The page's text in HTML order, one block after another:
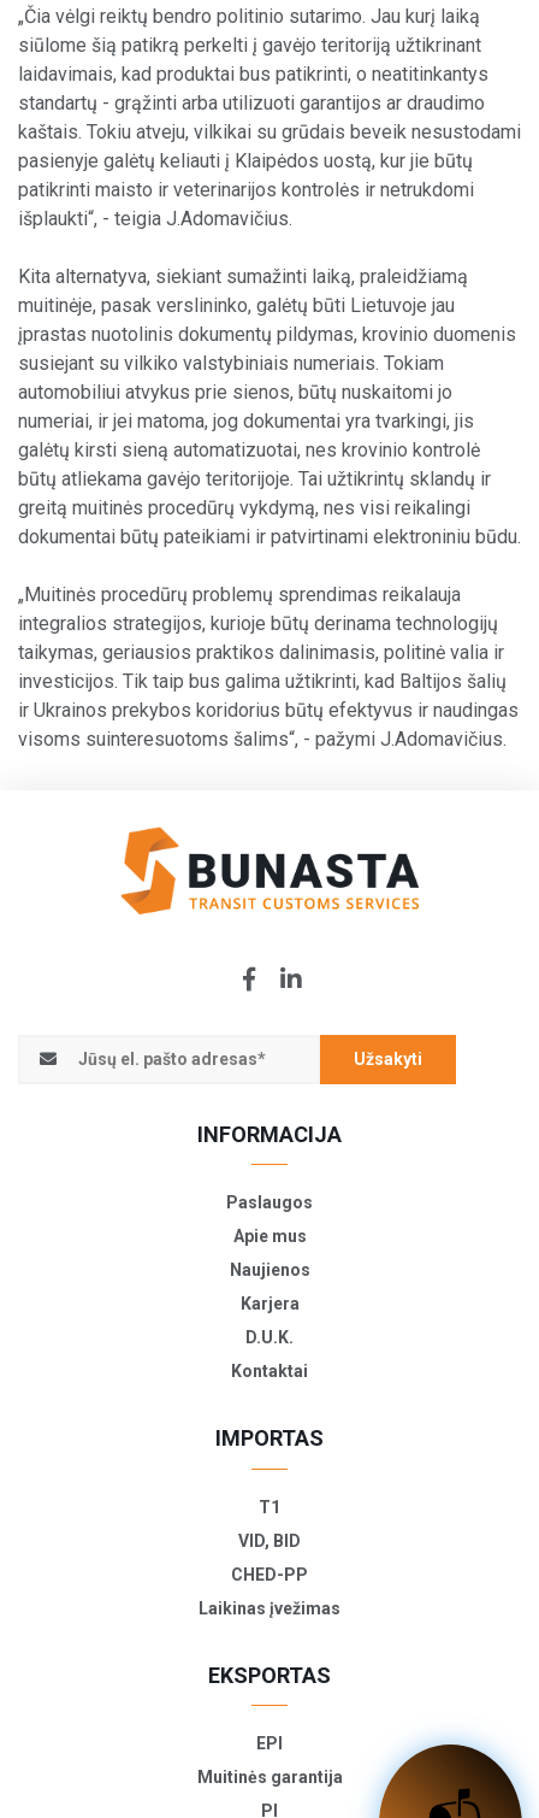
„Čia vėlgi reiktų bendro politinio sutarimo. Jau kurį laiką
siūlome šią patikrą perkelti į gavėjo teritoriją užtikrinant
laidavimais, kad produktai bus patikrinti, o neatitinkantys
standartų - grąžinti arba utilizuoti garantijos ar draudimo
kaštais. Tokiu atveju, vilkikai su grūdais beveik nesustodami
pasienyje galėtų keliauti į Klaipėdos uostą, kur jie būtų
patikrinti maisto ir veterinarijos kontrolės ir netrukdomi
išplaukti“, - teigia J.Adomavičius.
Kita alternatyva, siekiant sumažinti laiką, praleidžiamą
muitinėje, pasak verslininko, galėtų būti Lietuvoje jau
įprastas nuotolinis dokumentų pildymas, krovinio duomenis
susiejant su vilkiko valstybiniais numeriais. Tokiam
automobiliui atvykus prie sienos, būtų nuskaitomi jo
numeriai, ir jei matoma, jog dokumentai yra tvarkingi, jis
galėtų kirsti sieną automatizuotai, nes krovinio kontrolė
būtų atliekama gavėjo teritorijoje. Tai užtikrintų sklandų ir
greitą muitinės procedūrų vykdymą, nes visi reikalingi
dokumentai būtų pateikiami ir patvirtinami elektroniniu būdu.
„Muitinės procedūrų problemų sprendimas reikalauja
integralios strategijos, kurioje būtų derinama technologijų
taikymas, geriausios praktikos dalinimasis, politinė valia ir
investicijos. Tik taip bus galima užtikrinti, kad Baltijos šalių
ir Ukrainos prekybos koridorius būtų efektyvus ir naudingas
visoms suinteresuotoms šalims“, - pažymi J.Adomavičius.
Užsakyti
INFORMACIJA
Paslaugos
Apie mus
Naujienos
Karjera
D.U.K.
Kontaktai
IMPORTAS
T1
VID, BID
CHED-PP
Laikinas įvežimas
EKSPORTAS
EPI
Muitinės garantija
PI